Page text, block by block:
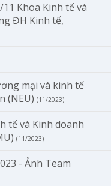
Khoa Kinh tế và
ĐH Kinh tế,
mại và kinh tế
(NEU) (11/2023)
tế và Kinh doanh
(11/2023)
- Ảnh Team